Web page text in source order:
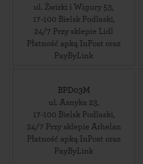
ul. Żwirki i Wigury 53,
17-100 Bielsk Podlaski,
24/7 Przy sklepie Lidl
Płatność apką InPost oraz
PayByLink
BPD03M
ul. Asnyka 23,
17-100 Bielsk Podlaski,
24/7 Przy sklepie Arhelan
Płatność apką InPost oraz
PayByLink